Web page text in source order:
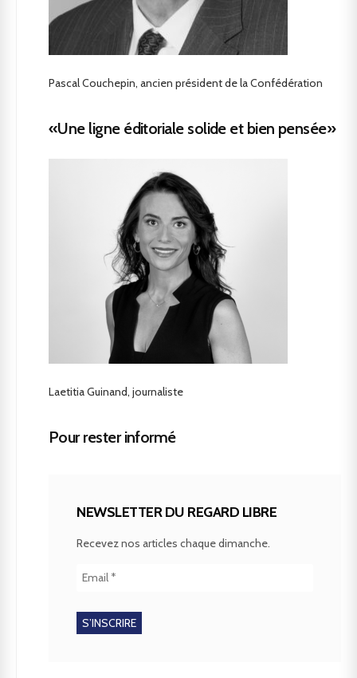
Pascal Couchepin, ancien président de la Confédération
«Une ligne éditoriale solide et bien pensée»
Laetitia Guinand, journaliste
Pour rester informé
NEWSLETTER DU REGARD LIBRE
Recevez nos articles chaque dimanche.